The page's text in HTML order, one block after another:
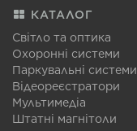
КАТАЛОГ
Світло та оптика
Охоронні системи
Паркувальні системи
Відеореєстратори
Мультимедіа
Штатні магнітоли